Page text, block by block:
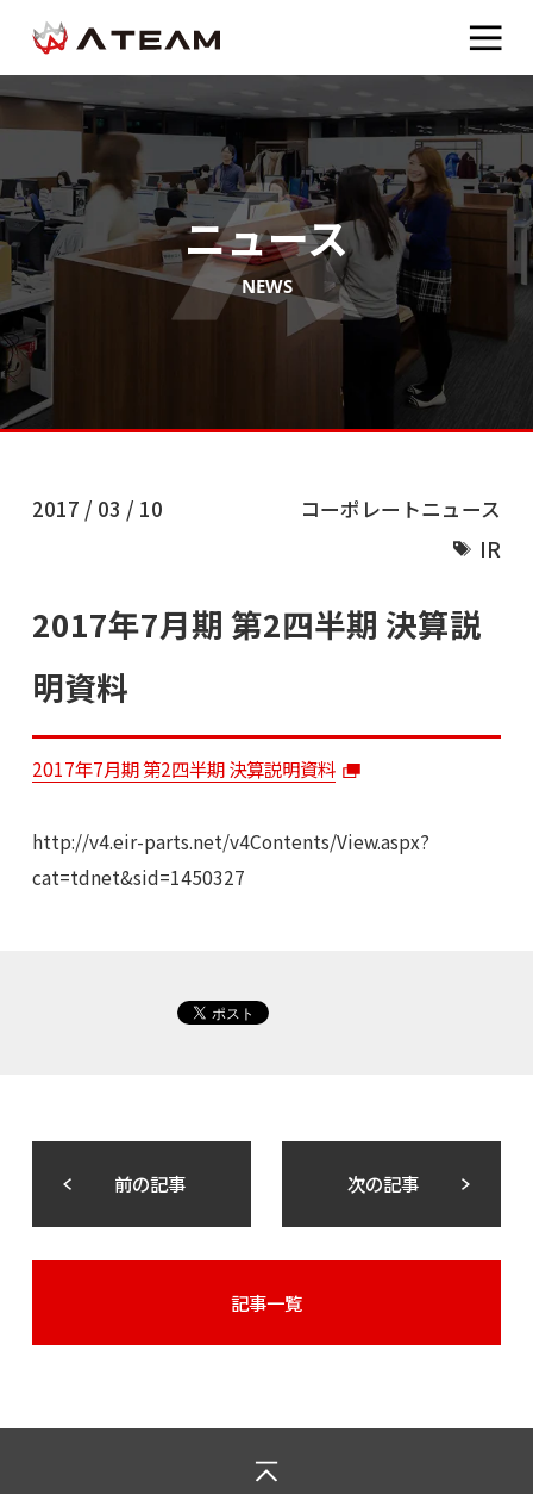
ニュース
NEWS
2017 / 03 / 10
コーポレートニュース
IR
2017年7月期 第2四半期 決算説
明資料
2017年7月期 第2四半期 決算説明資料
http://v4.eir-parts.net/v4Contents/View.aspx?
cat=tdnet&sid=1450327
前の記事 次の記事
記事一覧